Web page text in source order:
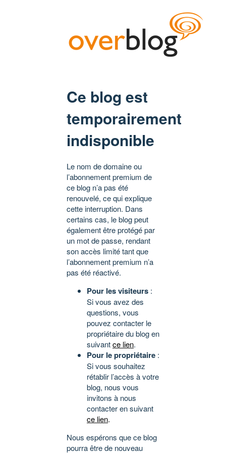
Ce blog est
temporairement
indisponible
Le nom de domaine ou
l’abonnement premium de
ce blog n’a pas été
renouvelé, ce qui explique
cette interruption. Dans
certains cas, le blog peut
également être protégé par
un mot de passe, rendant
son accès limité tant que
l’abonnement premium n’a
pas été réactivé.
Pour les visiteurs :
Si vous avez des
questions, vous
pouvez contacter le
propriétaire du blog en
suivantce lien.
Pour le propriétaire :
Si vous souhaitez
rétablir l’accès à votre
blog, nous vous
invitons à nous
contacter en suivant
ce lien.
Nous espérons que ce blog
pourra être de nouveau